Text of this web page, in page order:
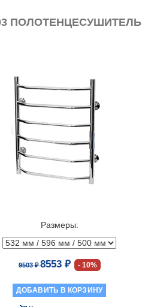
ПОЛОТЕНЦЕСУШИТЕЛЬ
Размеры:
9503 ₽8553 ₽ 10%
ДОБАВИТЬ В КОРЗИНУ